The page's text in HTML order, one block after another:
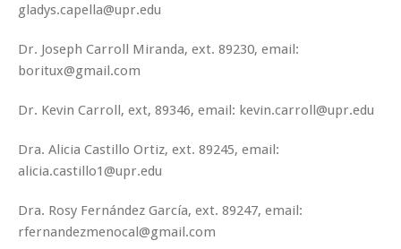
gladys.capella@upr.edu
Dr. Joseph Carroll Miranda, ext. 89230, email:
boritux@gmail.com
Dr. Kevin Carroll, ext, 89346, email: kevin.carroll@upr.edu
Dra. Alicia Castillo Ortiz, ext. 89245, email:
alicia.castillo1@upr.edu
Dra. Rosy Fernández García, ext. 89247, email:
rfernandezmenocal@gmail.com